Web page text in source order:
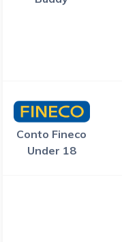
Conto Fineco
Under 18